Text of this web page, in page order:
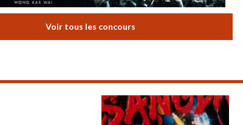
Voir tous les concours